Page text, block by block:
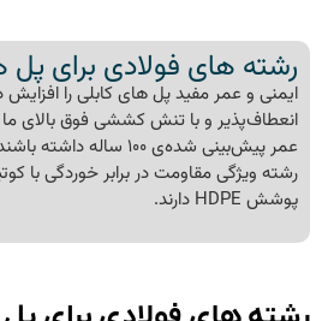
رشته های فولادی برای پل
ایمنی و عمر مفید پل های کابلی را افزایش
انعطاف‌پذیر و با تنش کششی فوق بالای ما
عمر پیش‌بینی شده‌ی ۱۰۰
پوشش HDPE دارند.